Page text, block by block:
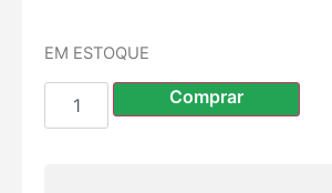
EM ESTOQUE
Comprar